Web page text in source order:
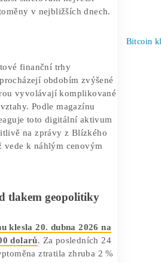
Bitcoinu klesla pod hranici
mírových jednání.
napětí v Hormuzském
přímo ohrožuje stabilitu
cen energií a snižuje
obchodníků podstupovat
u digitálních aktiv.
momentálně pozorně
další směřování největší